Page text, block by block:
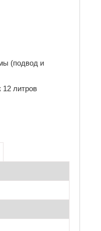
(подвод и
12 литров